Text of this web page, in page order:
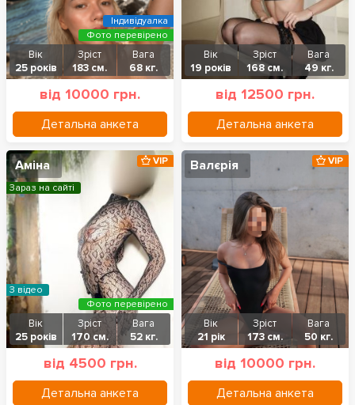
Вік
25 років
Зріст
183 см.
Вага
68 кг.
від 10000 грн.
Детальна анкета
Фото перевірено
Індивідуалка
Вік
19 років
Зріст
168 см.
Вага
49 кг.
від 12500 грн.
Детальна анкета
Аміна
Вік
25 років
Зріст
170 см.
Вага
52 кг.
від 4500 грн.
Детальна анкета
VIP
Зараз на сайті
З відео
Фото перевірено
Валєрія
Вік
21 рік
Зріст
173 см.
Вага
50 кг.
від 10000 грн.
Детальна анкета
VIP